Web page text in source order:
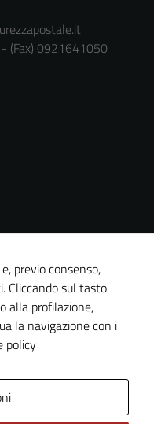
(Fax) 0921641050
previo consenso,
Cliccando sul tasto
alla profilazione,
la navigazione con i
policy